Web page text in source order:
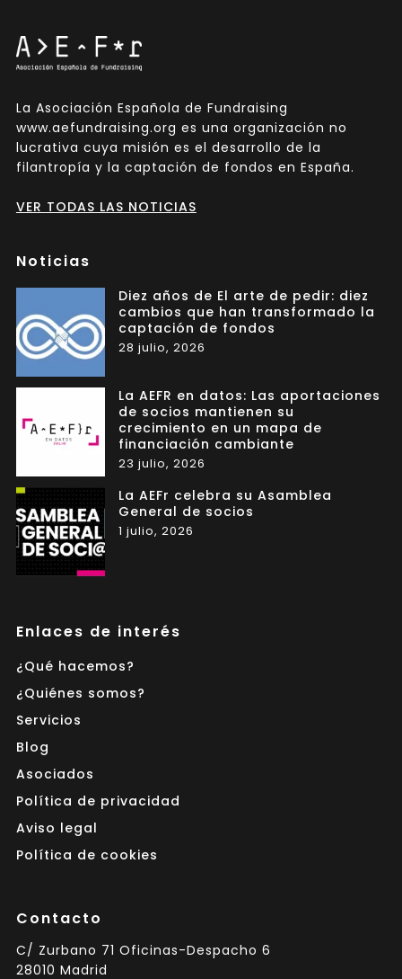
La Asociación Española de Fundraising
www.aefundraising.org es una organización no
lucrativa cuya misión es el desarrollo de la
filantropía y la captación de fondos en España.
VER TODAS LAS NOTICIAS
Noticias
Diez años de El arte de pedir: diez
cambios que han transformado la
captación de fondos
28 julio, 2026
La AEFR en datos: Las aportaciones
de socios mantienen su
crecimiento en un mapa de
financiación cambiante
23 julio, 2026
La AEFr celebra su Asamblea
General de socios
1 julio, 2026
Enlaces de interés
¿Qué hacemos?
¿Quiénes somos?
Servicios
Blog
Asociados
Política de privacidad
Aviso legal
Política de cookies
Contacto
C/ Zurbano 71 Oficinas-Despacho 6
28010 Madrid